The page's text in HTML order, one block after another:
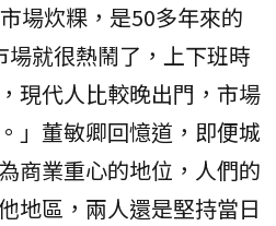
場炊粿，是50多年來的
場就很熱鬧了，上下班時
現代人比較晚出門，市場
」董敏卿回憶道，即便城
商業重心的地位，人們的
地區，兩人還是堅持當日